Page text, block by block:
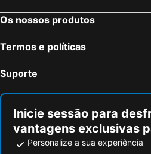
Os nossos produtos
Termos e políticas
Suporte
Inicie sessão para
vantagens exclusivas
Personalize a sua experiência